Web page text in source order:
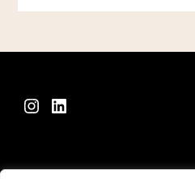
Instagram
LinkedIn